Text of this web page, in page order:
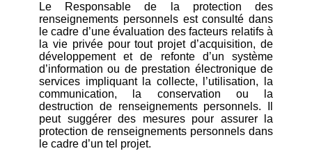
Le Responsable de la protection des
renseignements personnels est consulté dans
le cadre d’une évaluation des facteurs relatifs à
la vie privée pour tout projet d’acquisition, de
développement et de refonte d’un système
d’information ou de prestation électronique de
services impliquant la collecte, l’utilisation, la
communication, la conservation ou la
destruction de renseignements personnels. Il
peut suggérer des mesures pour assurer la
protection de renseignements personnels dans
le cadre d’un tel projet.